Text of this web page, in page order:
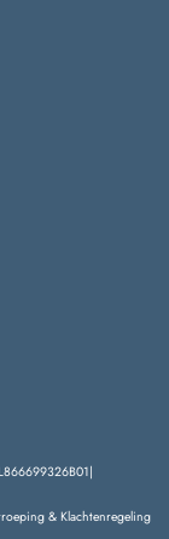
& Klachtenregeling